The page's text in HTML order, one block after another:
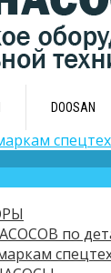
DOOSAN
по